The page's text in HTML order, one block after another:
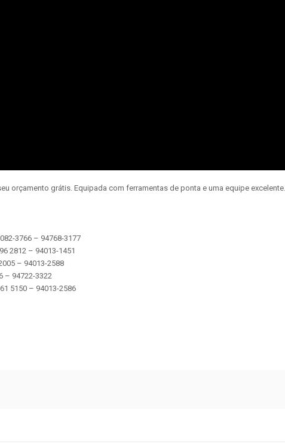
orçamento grátis. Equipada com ferramentas de ponta e uma equipe
3766 – 94768-3177
2812 – 94013-1451
– 94013-2588
– 94722-3322
5150 – 94013-2586